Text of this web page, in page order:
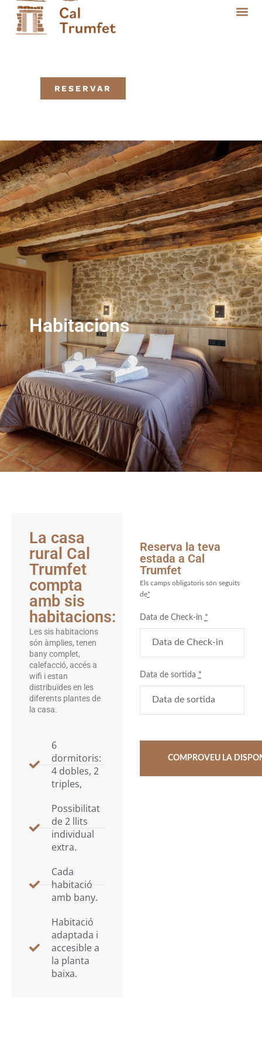
RESERVAR
Habitacions
La casa
rural Cal
Trumfet
compta
amb sis
habitacions:
Les sis habitacions
són àmplies, tenen
bany complet,
calefacció, accés a
wifi i estan
distribuïdes en les
diferents plantes de
la casa.
6
dormitoris:
4 dobles, 2
triples,
Possibilitat
de 2 llits
individual
extra.
Cada
habitació
amb bany.
Habitació
adaptada i
accesible a
la planta
baixa.
Reserva la teva
estada a Cal
Trumfet
Els camps obligatoris són seguits
de*
Data de Check-in *
Data de sortida *